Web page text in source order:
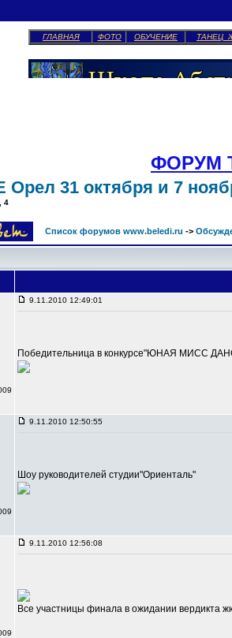
ГЛАВНАЯ ФОТО ОБУЧЕНИЕ ТАНЕЦ
ФОРУМ
Орел 31 октября и 7
4
Список форумов www.beledi.ru ->
9.11.2010 12:49:01
Победительница в конкурсе"ЮНАЯ МИСС
9.11.2010 12:50:55
Шоу руководителей студии"Ориенталь"
9.11.2010 12:56:08
Все участницы финала в ожидании вердикта